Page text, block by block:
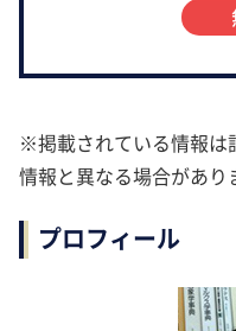
※掲載されている情報は
情報と異なる場合があり
プロフィール